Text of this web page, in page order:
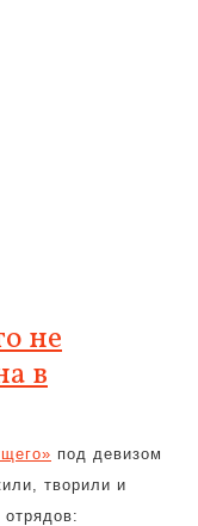
не
в
под девизом
творили и